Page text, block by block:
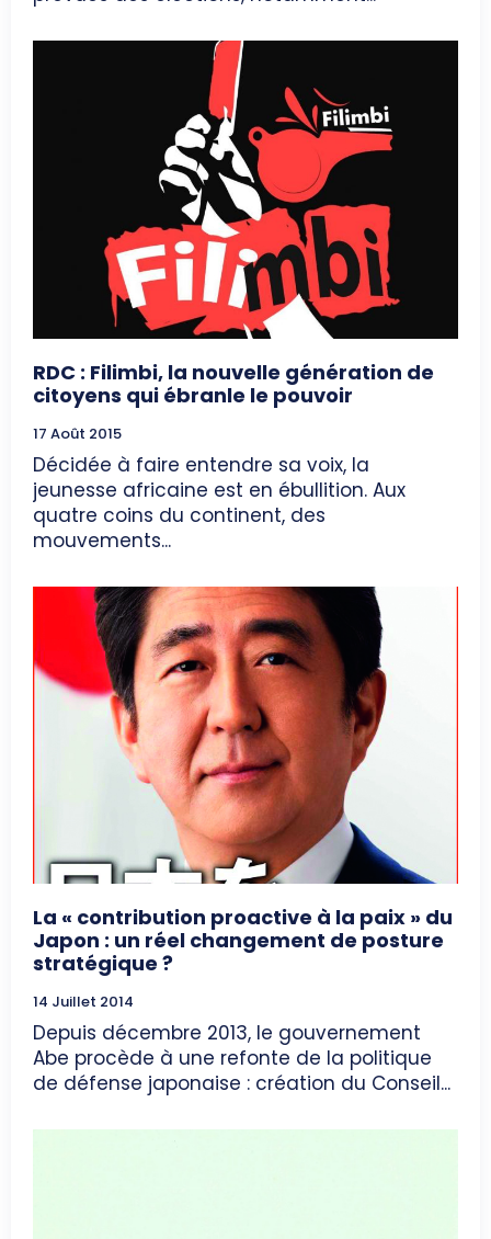
RDC : Filimbi, la nouvelle génération de
citoyens qui ébranle le pouvoir
17 Août 2015
Décidée à faire entendre sa voix, la
jeunesse africaine est en ébullition. Aux
quatre coins du continent, des
mouvements...
La « contribution proactive à la paix » du
Japon : un réel changement de posture
stratégique ?
14 Juillet 2014
Depuis décembre 2013, le gouvernement
Abe procède à une refonte de la politique
de défense japonaise : création du Conseil...